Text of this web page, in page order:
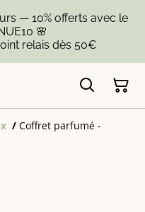
— 10% offerts avec le
🌸
relais dès 50€
/ Coffret parfumé -